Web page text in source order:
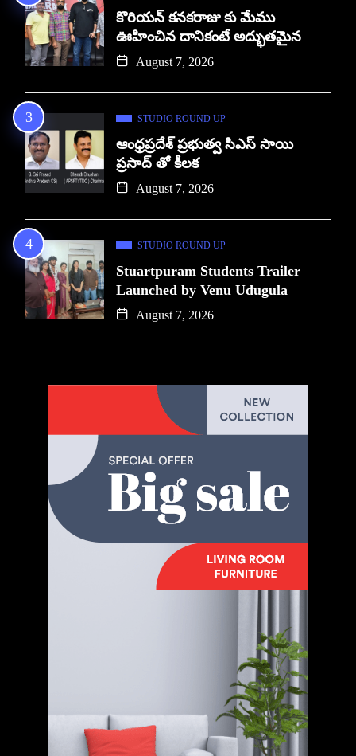
కొరియన్ కనకరాజు కు మేము
ఊహించిన దానికంటే అద్భుతమైన
August 7, 2026
STUDIO ROUND UP
ఆంధ్రప్రదేశ్ ప్రభుత్వ సిఎస్ సాయి
ప్రసాద్ తో కీలక
August 7, 2026
STUDIO ROUND UP
Stuartpuram Students Trailer
Launched by Venu Udugula
August 7, 2026